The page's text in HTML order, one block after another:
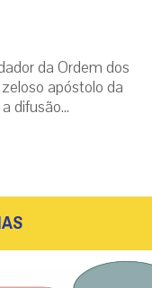
da Ordem dos
apóstolo da
difusão...